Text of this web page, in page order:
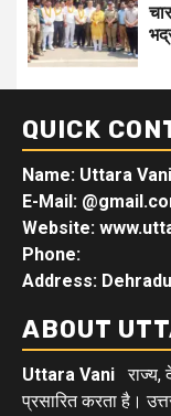
QUICK
Name: Uttara Vani
E-Mail:
Website:
Phone:
Address:
ABOUT
Uttara Vani राज्य,
प्रसारित करता है।